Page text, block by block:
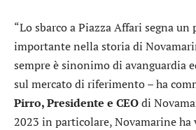
“Lo sbarco a Piazza Affari segna un
importante nella storia di
sempre è sinonimo di avanguardia
sul mercato di riferimento – ha
Pirro, Presidente e CEOdi
2023 in particolare, Novamarine ha